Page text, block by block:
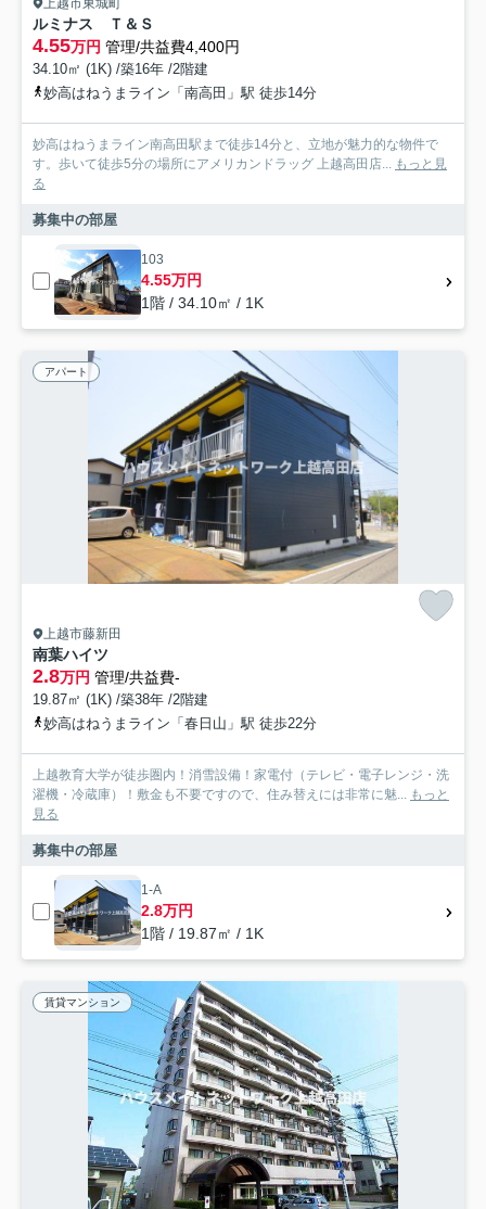
ルミナス Ｔ＆Ｓ
4.55万円 管理/共益費4,400円
34.10㎡ (1K) /築16年 /2階建
妙高はねうまライン「南高田」駅 徒歩14分
妙高はねうまライン南高田駅まで徒歩14分と、立地が魅力的な物件で
す。歩いて徒歩5分の場所にアメリカンドラッグ 上越高田店...
もっと見
る
募集中の部屋
103
4.55万円
1階 / 34.10㎡ / 1K
アパート
上越市藤新田
南葉ハイツ
2.8万円 管理/共益費-
19.87㎡ (1K) /築38年 /2階建
妙高はねうまライン「春日山」駅 徒歩22分
上越教育大学が徒歩圏内！消雪設備！家電付（テレビ・電子レンジ・洗
濯機・冷蔵庫）！敷金も不要ですので、住み替えには非常に魅...
もっと
見る
募集中の部屋
1-A
2.8万円
1階 / 19.87㎡ / 1K
賃貸マンション